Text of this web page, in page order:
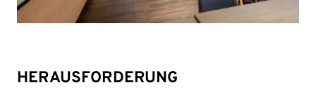
HERAUSFORDERUNG